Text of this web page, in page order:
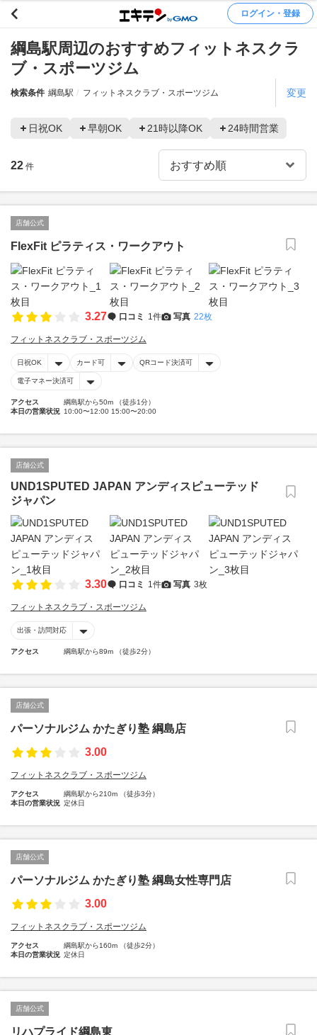
ログイン・登録
綱島駅周辺のおすすめフィットネスクラ
ブ・スポーツジム
検索条件 綱島駅 フィットネスクラブ・スポーツジム 変更
日祝OK 早朝OK 21時以降OK 24時間営業
22 件
店舗公式
FlexFit ピラティス・ワークアウト
3.27 口コミ 1件 写真 22枚
フィットネスクラブ・スポーツジム
日祝OK カード可 QRコード決済可
電子マネー決済可
アクセス
綱島駅から50m （徒歩1分）
本日の営業状況 10:00〜12:00 15:00〜20:00
店舗公式
UND1SPUTED JAPAN アンディスピューテッド
ジャパン
3.30 口コミ 1件 写真 3枚
フィットネスクラブ・スポーツジム
出張・訪問対応
アクセス 綱島駅から89m （徒歩2分）
店舗公式
パーソナルジム かたぎり塾 綱島店
3.00
フィットネスクラブ・スポーツジム
アクセス
綱島駅から210m （徒歩3分）
本日の営業状況 定休日
店舗公式
パーソナルジム かたぎり塾 綱島女性専門店
3.00
フィットネスクラブ・スポーツジム
アクセス
綱島駅から160m （徒歩2分）
本日の営業状況 定休日
店舗公式
リハプライド綱島東